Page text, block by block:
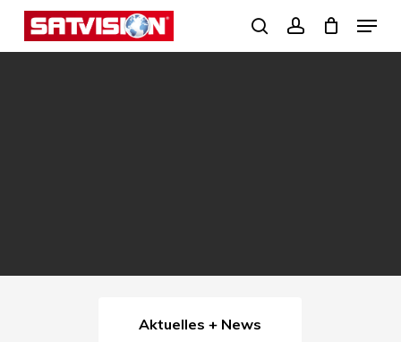
Skip
search
Menu
Aktuelles + News